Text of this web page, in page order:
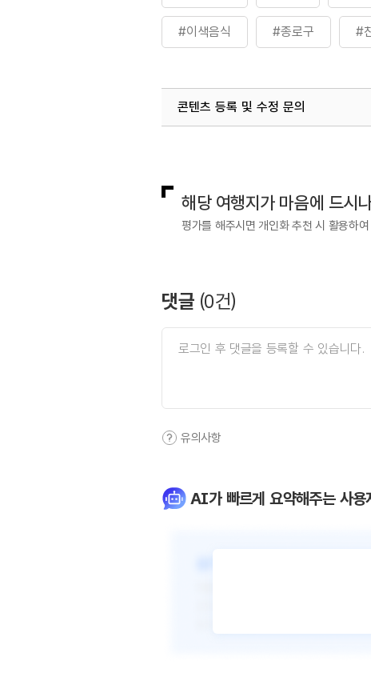
#이색음식 #종로구 #
콘텐츠 등록 및 수정 문의
해당 여행지가 마음에 드시
평가를 해주시면 개인화 추천 시 활용하
댓글 (0건)
유의사항
AI가 빠르게 요약해주는 사용